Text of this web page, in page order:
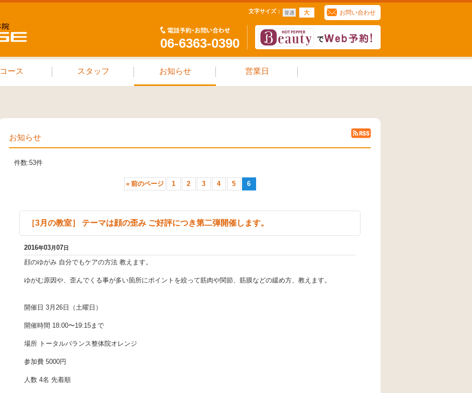
お問い合わせ
文字サイズ：
06-6363-0390
コース スタッフ お知らせ 営業日
お知らせ
件数:53件
« 前のページ 1 2 3 4 5 6
［3月の教室］ テーマは顔の歪み ご好評につき第二弾開催します。
2016年03月07日
顔のゆがみ 自分でもケアの方法 教えます。
ゆがむ原因や、歪んでくる事が多い箇所にポイントを絞って筋肉や関節、筋膜などの緩め方、教えます。
開催日 3月26日（土曜日）
開催時間 18:00〜19:15まで
場所 トータルバランス整体院オレンジ
参加費 5000円
人数 4名 先着順